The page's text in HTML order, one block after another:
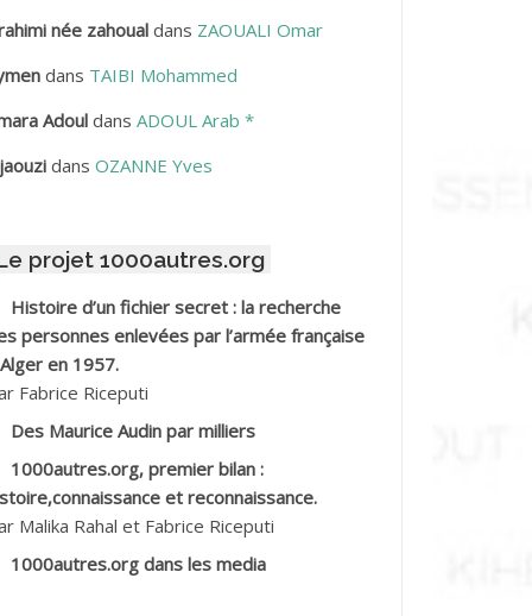
Mohamed Hamoud*
Mohamed *
Ahmed
Mohamed ben Kaddour
Kouider
Ahmed dit le Coiffeur
Mohamed
née zahoualdans ZAOUALI Omar
dans TAIBI Mohammed
Adouldans ADOUL Arab *
dans OZANNE Yves
projet 1000autres.org
Histoire d’un fichier secret : la recherche
personnes enlevées par l’armée française
en 1957.
Fabrice Riceputi
Des Maurice Audin par milliers
1000autres.org, premier bilan :
et reconnaissance.
Malika Rahal et Fabrice Riceputi
1000autres.org dans les media